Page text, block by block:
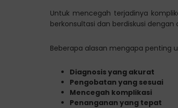
Untuk mencegah terjadinya
berkonsultasi dan berdiskusi dengan
Beberapa alasan mengapa penting
Diagnosis yang akurat
Pengobatan yang sesuai
Mencegah komplikasi
Penanganan yang tepat